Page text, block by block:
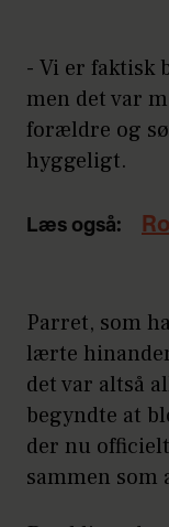
- Vi er faktisk
men det var
forældre og
hyggeligt.
Læs også:
Parret, som
lærte
det var altså
begyndte at
der nu
sammen som